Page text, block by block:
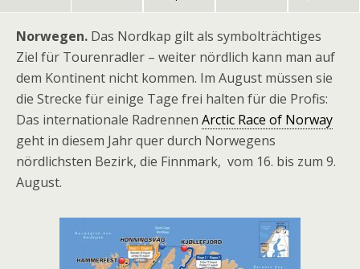
Norwegen. Das Nordkap gilt als symbolträchtiges
Ziel für Tourenradler – weiter nördlich kann man auf
dem Kontinent nicht kommen. Im August müssen sie
die Strecke für einige Tage frei halten für die Profis:
Das internationale Radrennen Arctic Race of Norway
geht in diesem Jahr quer durch Norwegens
nördlichsten Bezirk, die Finnmark, vom 16. bis zum 9.
August.